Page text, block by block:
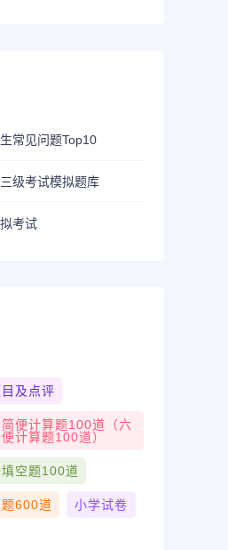
常见问题Top10
级考试模拟题库
考试
目及点评
便计算题100道（六
计算题100道）
空题100道
600道 小学试卷